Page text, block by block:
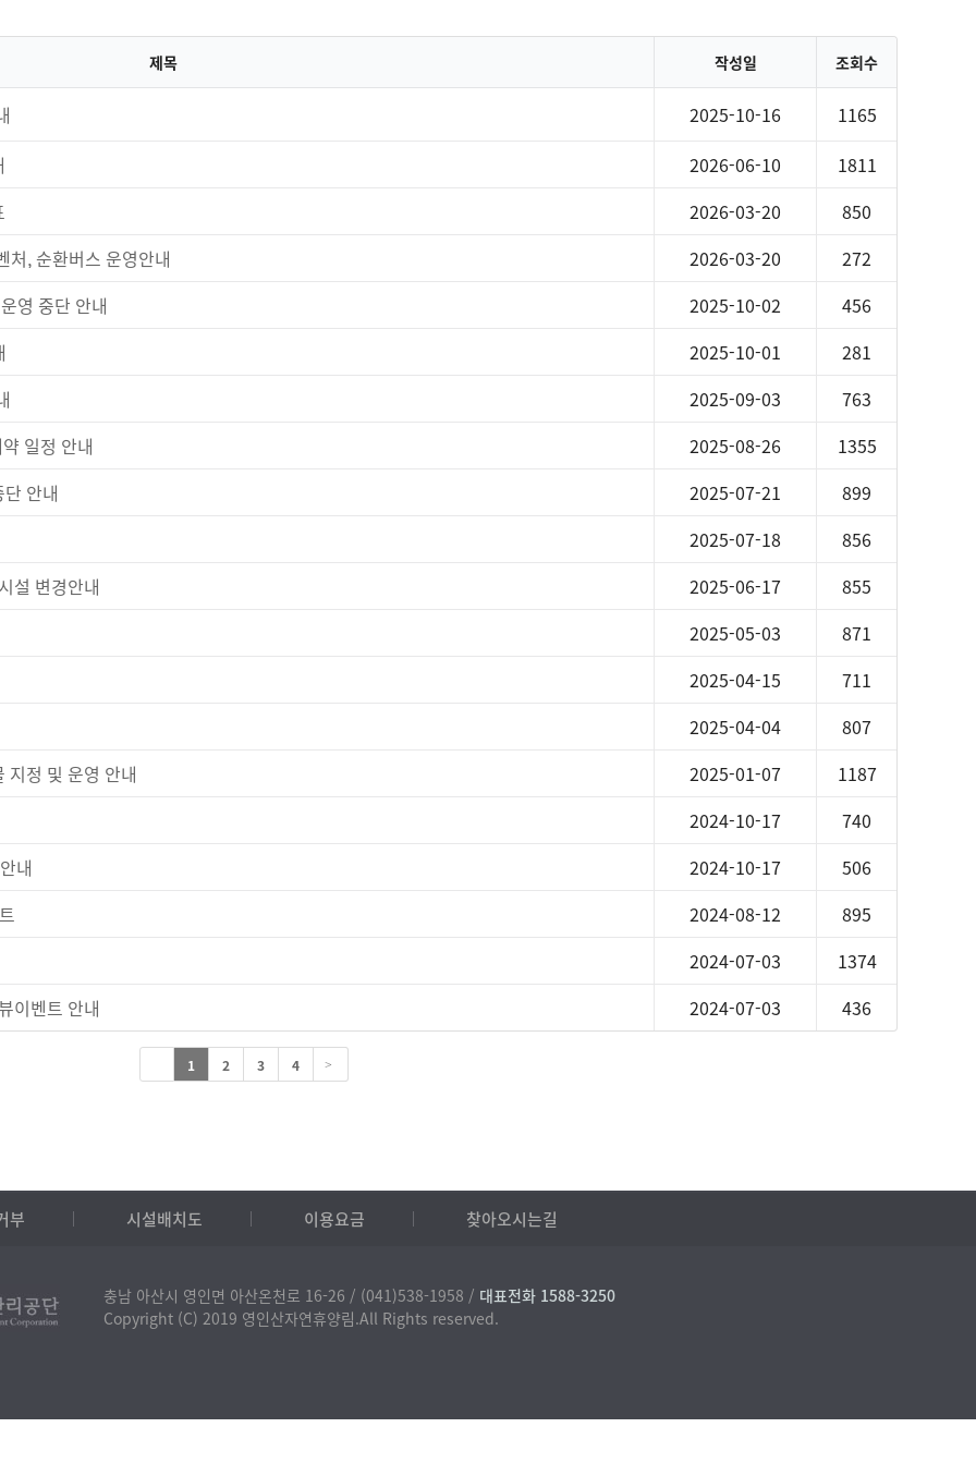
제목 작성일 조회수
2025-10-16
1165
2026-06-10
1811
2026-03-20
850
처, 순환버스 운영안내
2026-03-20
272
영 중단 안내
2025-10-02
456
2025-10-01
281
2025-09-03
763
일정 안내
2025-08-26
1355
안내
2025-07-21
899
2025-07-18
856
설 변경안내
2025-06-17
855
2025-05-03
871
2025-04-15
711
2025-04-04
807
정 및 운영 안내
2025-01-07
1187
2024-10-17
740
내
2024-10-17
506
2024-08-12
895
2024-07-03
1374
이벤트 안내
2024-07-03 436
1 2 3 4 >
부 시설배치도 이용요금 찾아오시는길
충남 아산시 영인면 아산온천로 16-26 / (041)538-1958 / 대표전화 1588-3250
Copyright (C) 2019 영인산자연휴양림.All Rights reserved.